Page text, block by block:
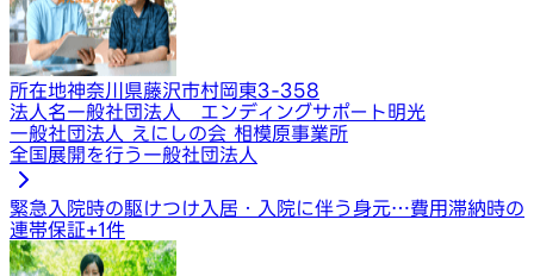
所在地神奈川県藤沢市村岡東3-358
法人名一般社団法人 エンディングサポート明光
一般社団法人 えにしの会 相模原事業所
全国展開を行う一般社団法人
緊急入院時の駆けつけ 入居・入院に伴う身元…費用滞納時の
連帯保証+1件